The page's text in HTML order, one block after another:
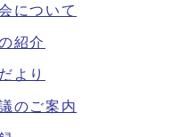
について
紹介
より
のご案内